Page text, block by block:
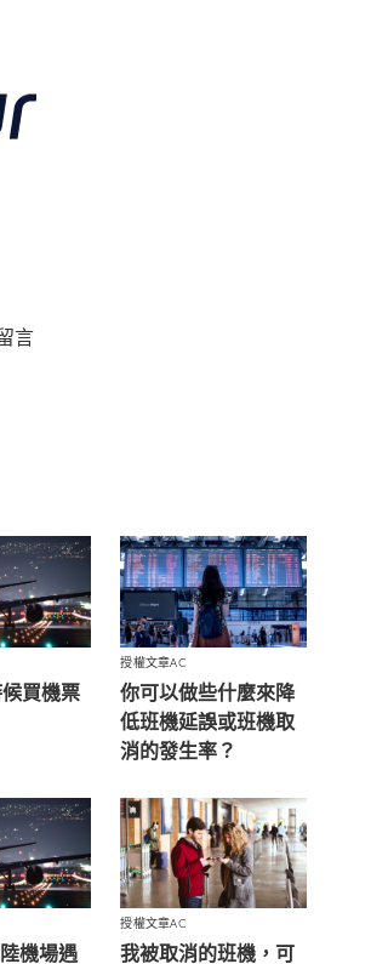
言
買機票
授權文章AC
你可以做些什麼來降
低班機延誤或班機取
消的發生率？
機場遇
授權文章AC
我被取消的班機，可